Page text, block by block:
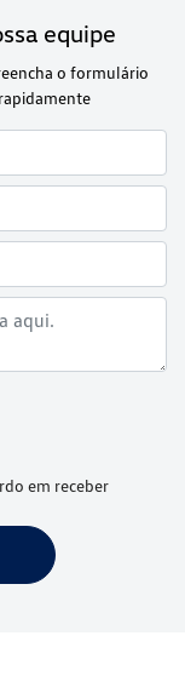
equipe
o formulário
em receber